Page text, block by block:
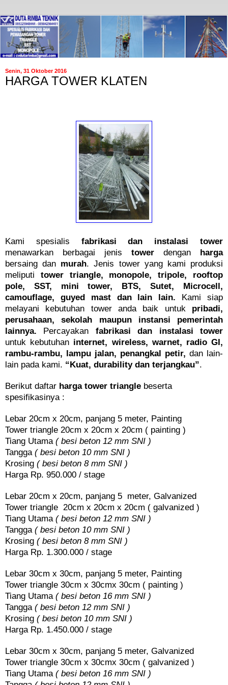
Senin, 31 Oktober 2016
HARGA TOWER KLATEN
Kami spesialis fabrikasi dan instalasi tower
menawarkan berbagai jenis tower dengan harga
bersaing dan murah. Jenis tower yang kami produksi
meliputi tower triangle, monopole, tripole, rooftop
pole, SST, mini tower, BTS, Sutet, Microcell,
camouflage, guyed mast dan lain lain. Kami siap
melayani kebutuhan tower anda baik untuk pribadi,
perusahaan, sekolah maupun instansi pemerintah
lainnya. Percayakan fabrikasi dan instalasi tower
untuk kebutuhan internet, wireless, warnet, radio GI,
rambu-rambu, lampu jalan, penangkal petir, dan lain-
lain pada kami. “Kuat, durability dan terjangkau”.
Berikut daftar harga tower triangle beserta
spesifikasinya :
Lebar 20cm x 20cm, panjang 5 meter, Painting
Tower triangle 20cm x 20cm x 20cm ( painting )
Tiang Utama ( besi beton 12 mm SNI )
Tangga ( besi beton 10 mm SNI )
Krosing ( besi beton 8 mm SNI )
Harga Rp. 950.000 / stage
Lebar 20cm x 20cm, panjang 5 meter, Galvanized
Tower triangle 20cm x 20cm x 20cm ( galvanized )
Tiang Utama ( besi beton 12 mm SNI )
Tangga ( besi beton 10 mm SNI )
Krosing ( besi beton 8 mm SNI )
Harga Rp. 1.300.000 / stage
Lebar 30cm x 30cm, panjang 5 meter, Painting
Tower triangle 30cm x 30cmx 30cm ( painting )
Tiang Utama ( besi beton 16 mm SNI )
Tangga ( besi beton 12 mm SNI )
Krosing ( besi beton 10 mm SNI )
Harga Rp. 1.450.000 / stage
Lebar 30cm x 30cm, panjang 5 meter, Galvanized
Tower triangle 30cm x 30cmx 30cm ( galvanized )
Tiang Utama ( besi beton 16 mm SNI )